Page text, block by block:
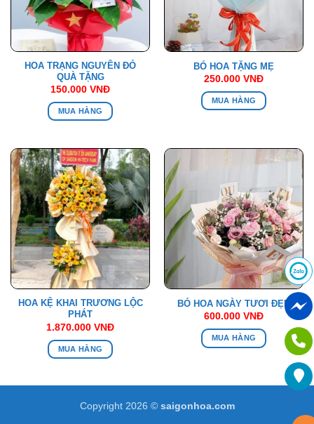
HOA TRẠNG NGUYÊN ĐỎ
QUÀ TẶNG
150.000 VNĐ
MUA HÀNG
BÓ HOA TẶNG MẸ
250.000 VNĐ
MUA HÀNG
HOA KỆ KHAI TRƯƠNG LỘC
PHÁT
1.870.000 VNĐ
MUA HÀNG
BÓ HOA NGÀY TƯƠI ĐẸP
600.000 VNĐ
MUA HÀNG
Copyright 2026 © saigonhoa.com